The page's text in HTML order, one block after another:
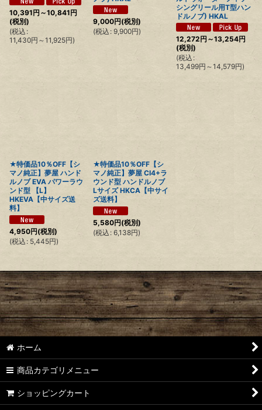
10,391円 ～10,841円
(税別)
(税込 :
11,430円 ～11,925円)
9,000円(税別)
(税込 : 9,900円)
シングリール用T型ハン
ドルノブ) HKAL
12,272円 ～13,254円
(税別)
(税込 :
13,499円 ～14,579円)
★特価品10％OFF【シ
マノ純正】夢屋 ハンド
ルノブ EVA パワーラウ
ンド型 【L】
HKEVA【中サイズ送
料】
4,950円(税別)
(税込 : 5,445円)
★特価品10％OFF【シ
マノ純正】夢屋 CI4+ラ
ウンド型 ハンドルノブ
Lサイズ HKCA【中サイ
ズ送料】
5,580円(税別)
(税込 : 6,138円)
ホーム
商品カテゴリメニュー
ショッピングカート